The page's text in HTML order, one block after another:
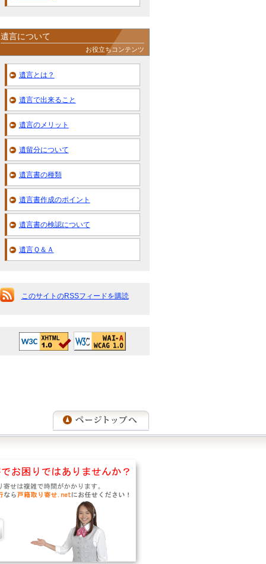
遺言について
お役立ちコンテンツ
遺言とは？
遺言で出来ること
遺言のメリット
遺留分について
遺言書の種類
遺言書作成のポイント
遺言書の検認について
遺言Ｑ＆Ａ
このサイトのRSSフィードを購読